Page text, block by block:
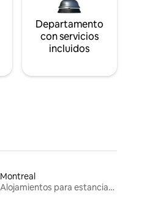
Departamento
con servicios
incluidos
Montreal
Alojamientos para estancias largas